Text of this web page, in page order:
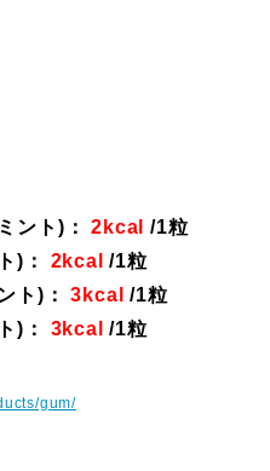
ント)： 2kcal /1粒
)：
2kcal /1粒
ト)：
3kcal /1粒
)：
3kcal /1粒
gum/